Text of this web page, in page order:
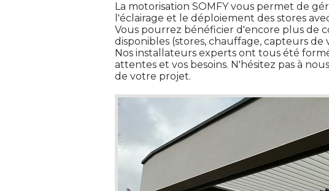
La motorisation SOMFY vous permet de
l'éclairage et le déploiement des stores
Vous pourrez bénéficier d'encore plus de
disponibles (stores, chauffage, capteurs de
Nos installateurs experts ont tous été
attentes et vos besoins. N'hésitez pas à
de votre projet.